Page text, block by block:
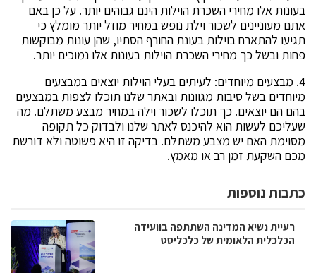
בעונות אלו מחירי השכרת הוילות הינם גבוהים יותר. על כן באם
אתם מעוניינים לשכור וילת נופש במחיר מוזל יותר מומלץ כי
תגיעו להתארח בוילות בעונת החורף הסתיו, שהן עונות מבוקשות
פחות ובשל כך מחירי השכרת הוילות בעונות אלו נמוכים יותר.
4. מבצעים מיוחדים: לעיתים בעלי הוילות יוצאים במבצעים
מיוחדים בשל סיבות מגוונות ובאתר שלנו תוכלו לצפות במבצעים
בהם הם יוצאים. כך תוכלו לשכור וילה במחיר מבצע משתלם. מה
שעליכם לעשות הוא להיכנס לאתר שלנו ולבדוק כל תקופה
מסוימת האם יש מצבע משתלם. בדיקה זו היא פשוטה ולא דורשת
מכם השקעת זמן רב או מאמץ.
כתבות נוספות
רעיית נשיא המדינה השתתפה בוועידה
הכלכלית הלאומית של כלכליסט